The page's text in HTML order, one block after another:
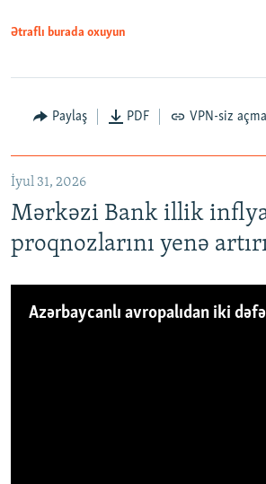
Ətraflı burada oxuyun
Paylaş PDF VPN-siz
İyul 31, 2026
Mərkəzi Bank illik
proqnozlarını yenə